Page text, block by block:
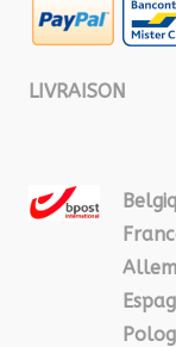
LIVRAISON